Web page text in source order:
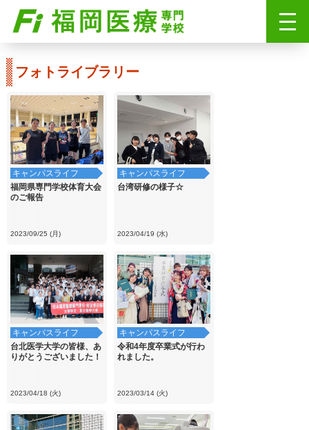
フォトライブラリー
キャンパスライフ
福岡県専門学校体育大会
のご報告
2023/09/25 (月)
キャンパスライフ
台湾研修の様子☆
2023/04/19 (水)
キャンパスライフ
台北医学大学の皆様、あ
りがとうございました！
2023/04/18 (火)
キャンパスライフ
令和4年度卒業式が行わ
れました。
2023/03/14 (火)